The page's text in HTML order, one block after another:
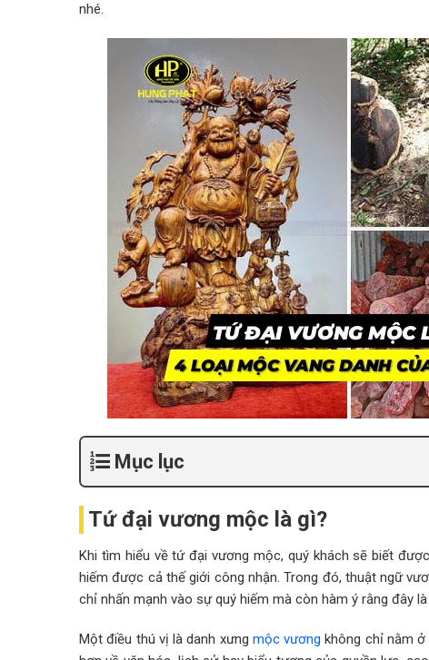
nhé.
Mục lục
Tứ đại vương mộc là gì?
Khi tìm hiểu về tứ đại vương mộc, quý khách sẽ biết
hiếm được cả thế giới công nhận. Trong đó, thuật ngữ
chỉ nhấn mạnh vào sự quý hiếm mà còn hàm ý rằng đây
Một điều thú vị là danh xưng mộc vương không chỉ nằm